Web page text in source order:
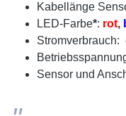
Kabellänge
LED-Farbe*: rot,
Stromverbrauch:
Sensor und